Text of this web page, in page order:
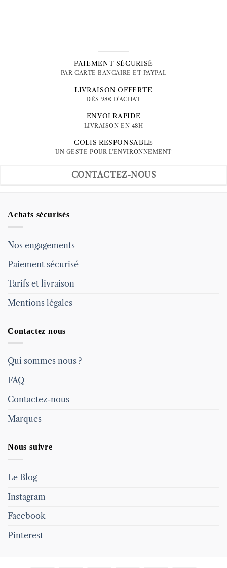
PAIEMENT SÉCURISÉ
PAR CARTE BANCAIRE ET PAYPAL
LIVRAISON OFFERTE
DÈS 98€ D'ACHAT
ENVOI RAPIDE
LIVRAISON EN 48H
COLIS RESPONSABLE
UN GESTE POUR L'ENVIRONNEMENT
CONTACTEZ-NOUS
Achats sécurisés
Nos engagements
Paiement sécurisé
Tarifs et livraison
Mentions légales
Contactez nous
Qui sommes nous ?
FAQ
Contactez-nous
Marques
Nous suivre
Le Blog
Instagram
Facebook
Pinterest